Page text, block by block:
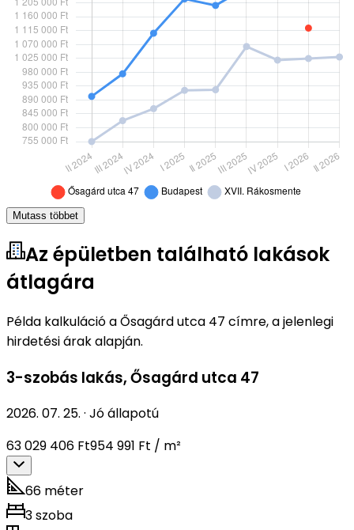
Mutass többet
Az épületben található lakások
átlagára
Példa kalkuláció a Ősagárd utca 47 címre, a jelenlegi
hirdetési árak alapján.
3-szobás lakás,Ősagárd utca 47
2026. 07. 25. · Jó állapotú
63 029 406 Ft954 991 Ft / m²
66 méter
3 szoba